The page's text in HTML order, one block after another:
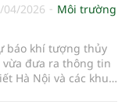
04/2026
Môi trường
báo khí tượng thủy
vừa đưa ra thông tin
Hà Nội và các khu